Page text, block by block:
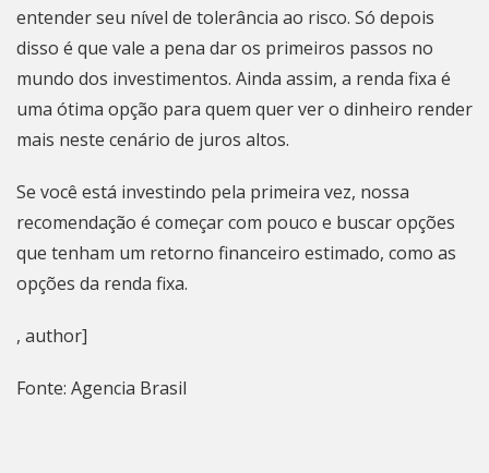
entender seu nível de tolerância ao risco. Só depois
disso é que vale a pena dar os primeiros passos no
mundo dos investimentos. Ainda assim, a renda fixa é
uma ótima opção para quem quer ver o dinheiro render
mais neste cenário de juros altos.
Se você está investindo pela primeira vez, nossa
recomendação é começar com pouco e buscar opções
que tenham um retorno financeiro estimado, como as
opções da renda fixa.
, author]
Fonte: Agencia Brasil